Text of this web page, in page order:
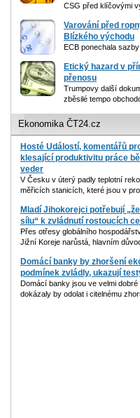
CSG před klíčovými
Varování před
Blízkého východu
ECB ponechala
Etický hazard v
přenosu
Trumpovy další
zběsilé tempo
Ekonomika ČT24.cz
Hosté Událostí, komentářů
klesající produktivitu práce
veder
V Česku v úterý padly teplotní
měřicích stanicích, které jsou v
Mladí Jihokorejci potřebují
sílu“ k zvládnutí rostoucích
Přes otřesy globálního
Jižní Koreje narůstá, hlavním
Domácí banky by zhoršení
podmínek zvládly, ukazují
Domácí banky jsou ve velmi dobré
dokázaly by odolat i citelnému